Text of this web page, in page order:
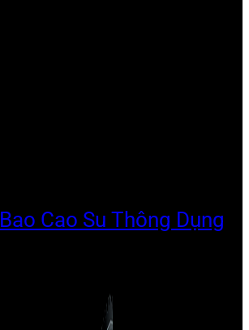
Bao Cao Su Thông Dụng